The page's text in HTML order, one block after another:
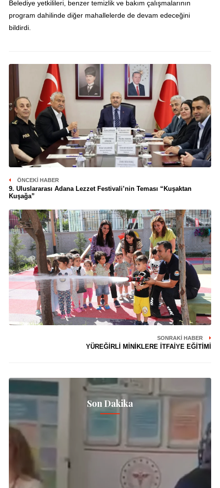
Belediye yetkilileri, benzer temizlik ve bakım çalışmalarının
program dahilinde diğer mahallelerde de devam edeceğini
bildirdi.
ÖNCEKI HABER
9. Uluslararası Adana Lezzet Festivali’nin Teması “Kuşaktan
Kuşağa”
SONRAKI HABER
YÜREĞİRLİ MİNİKLERE İTFAİYE EĞİTİMİ
Son Dakika